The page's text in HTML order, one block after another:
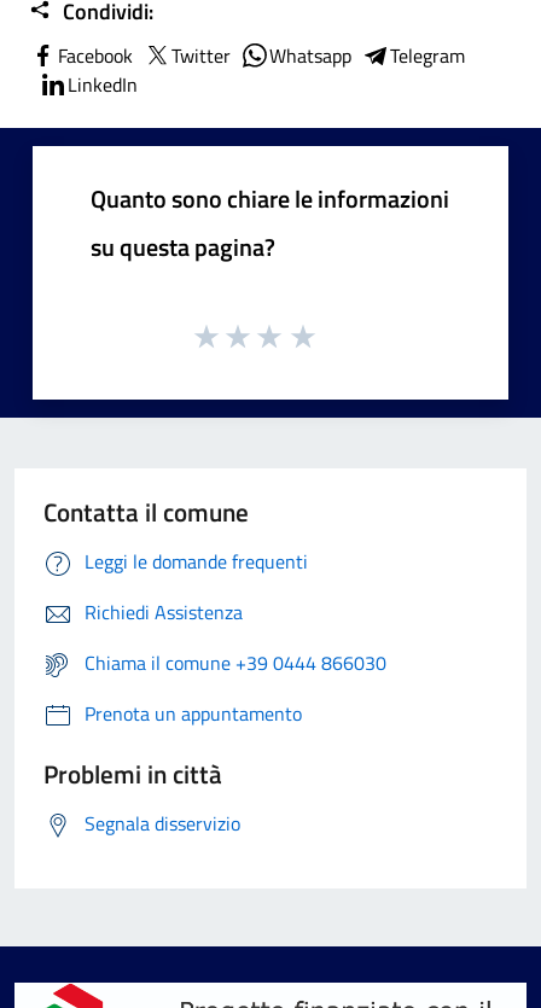
Condividi:
Facebook Twitter Whatsapp
Telegram
LinkedIn
Quanto sono chiare le informazioni
su questa pagina?
Contatta il comune
Leggi le domande frequenti
Richiedi Assistenza
Chiama il comune +39 0444 866030
Prenota un appuntamento
Problemi in città
Segnala disservizio